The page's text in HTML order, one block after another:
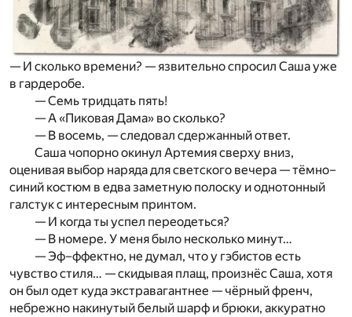
— И сколько времени? — язвительно спросил Саша уже
в гардеробе.
— Семь тридцать пять!
— А «Пиковая Дама» во сколько?
— В восемь, — следовал сдержанный ответ.
Саша чопорно окинул Артемия сверху вниз,
оценивая выбор наряда для светского вечера — тёмно–
синий костюм в едва заметную полоску и однотонный
галстук с интересным принтом.
— И когда ты успел переодеться?
— В номере. У меня было несколько минут…
— Эф–ффектно, не думал, что у гэбистов есть
чувство стиля… — скидывая плащ, произнёс Саша, хотя
он был одет куда экстравагантнее — чёрный френч,
небрежно накинутый белый шарф и брюки, аккуратно